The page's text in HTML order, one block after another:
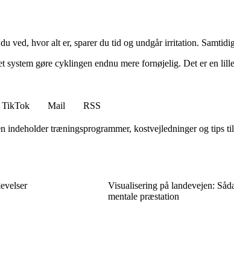
ved, hvor alt er, sparer du tid og undgår irritation.
system gøre cyklingen endnu mere fornøjelig. Det er en
TikTok Mail
RSS
træningsprogrammer, kostvejledninger og tips
Visualisering på landevejen:
mentale præstation